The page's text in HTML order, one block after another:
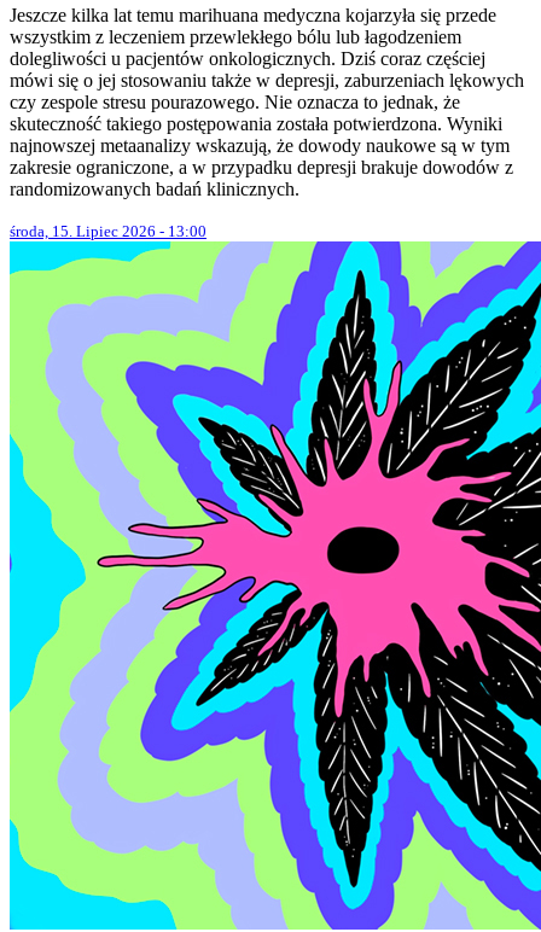
Jeszcze kilka lat temu marihuana medyczna kojarzyła się przede
wszystkim z leczeniem przewlekłego bólu lub łagodzeniem
dolegliwości u pacjentów onkologicznych. Dziś coraz częściej
mówi się o jej stosowaniu także w depresji, zaburzeniach lękowych
czy zespole stresu pourazowego. Nie oznacza to jednak, że
skuteczność takiego postępowania została potwierdzona. Wyniki
najnowszej metaanalizy wskazują, że dowody naukowe są w tym
zakresie ograniczone, a w przypadku depresji brakuje dowodów z
randomizowanych badań klinicznych.
środa, 15. Lipiec 2026 - 13:00